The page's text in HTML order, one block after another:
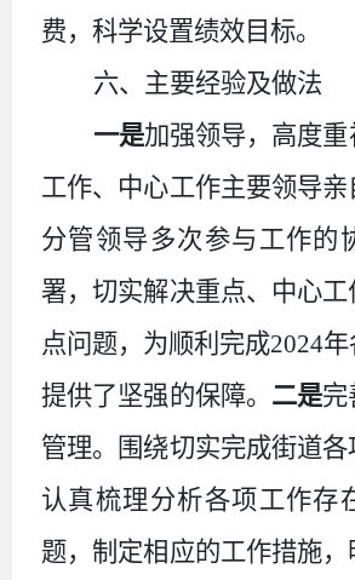
费，科学设置绩效目标。
六、主要经验及做法
一是加强领导，高度
工作、中心工作主要领导亲
分管领导多次参与工作的
署，切实解决重点、中心
点问题，为顺利完成2024
提供了坚强的保障。 二是完
管理。围绕切实完成街道各
认真梳理分析各项工作存
题，制定相应的工作措施，